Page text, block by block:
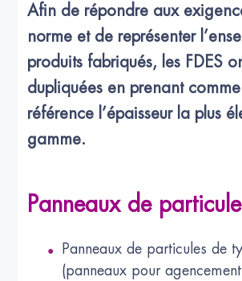
Afin de répondre aux
norme et de représenter
produits fabriqués, les FDES
dupliquées en prenant
référence l’épaisseur la plus
gamme.
Panneaux de
Panneaux de particules de
(panneaux pour